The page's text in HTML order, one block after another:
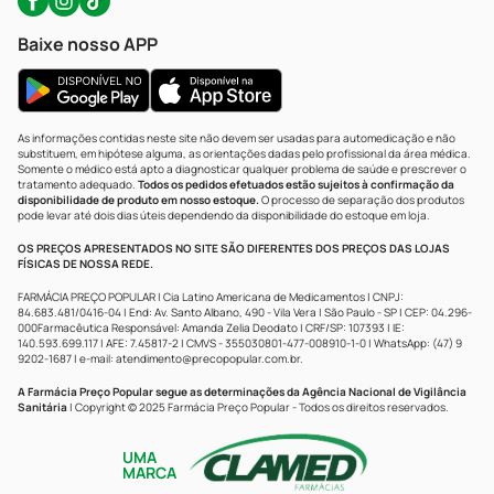
Baixe nosso APP
As informações contidas neste site não devem ser usadas para automedicação e não
substituem, em hipótese alguma, as orientações dadas pelo profissional da área médica.
Somente o médico está apto a diagnosticar qualquer problema de saúde e prescrever o
tratamento adequado. Todos os pedidos efetuados estão sujeitos à confirmação da
disponibilidade de produto em nosso estoque.O processo de separação dos produtos
pode levar até dois dias úteis dependendo da disponibilidade do estoque em loja.
OS PREÇOS APRESENTADOS NO SITE SÃO DIFERENTES DOS PREÇOS DAS LOJAS
FÍSICAS DE NOSSA REDE.
FARMÁCIA PREÇO POPULAR | Cia Latino Americana de Medicamentos | CNPJ:
84.683.481/0416-04 | End: Av. Santo Albano, 490 - Vila Vera | São Paulo - SP | CEP: 04.296-
000Farmacêutica Responsável: Amanda Zelia Deodato | CRF/SP: 107393 | IE:
140.593.699.117 | AFE: 7.45817-2 | CMVS - 355030801-477-008910-1-0 | WhatsApp: (47) 9
9202-1687 | e-mail: atendimento@precopopular.com.br.
A Farmácia Preço Popular segue as determinações da Agência Nacional de Vigilância
Sanitária | Copyright © 2025 Farmácia Preço Popular - Todos os direitos reservados.
UMA
MARCA